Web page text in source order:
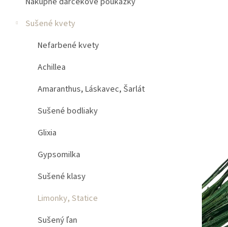
l
Sušené kvety
Nefarbené kvety
Achillea
Amaranthus, Láskavec, Šarlát
Sušené bodliaky
Glixia
Gypsomilka
Sušené klasy
Limonky, Statice
Sušený ľan